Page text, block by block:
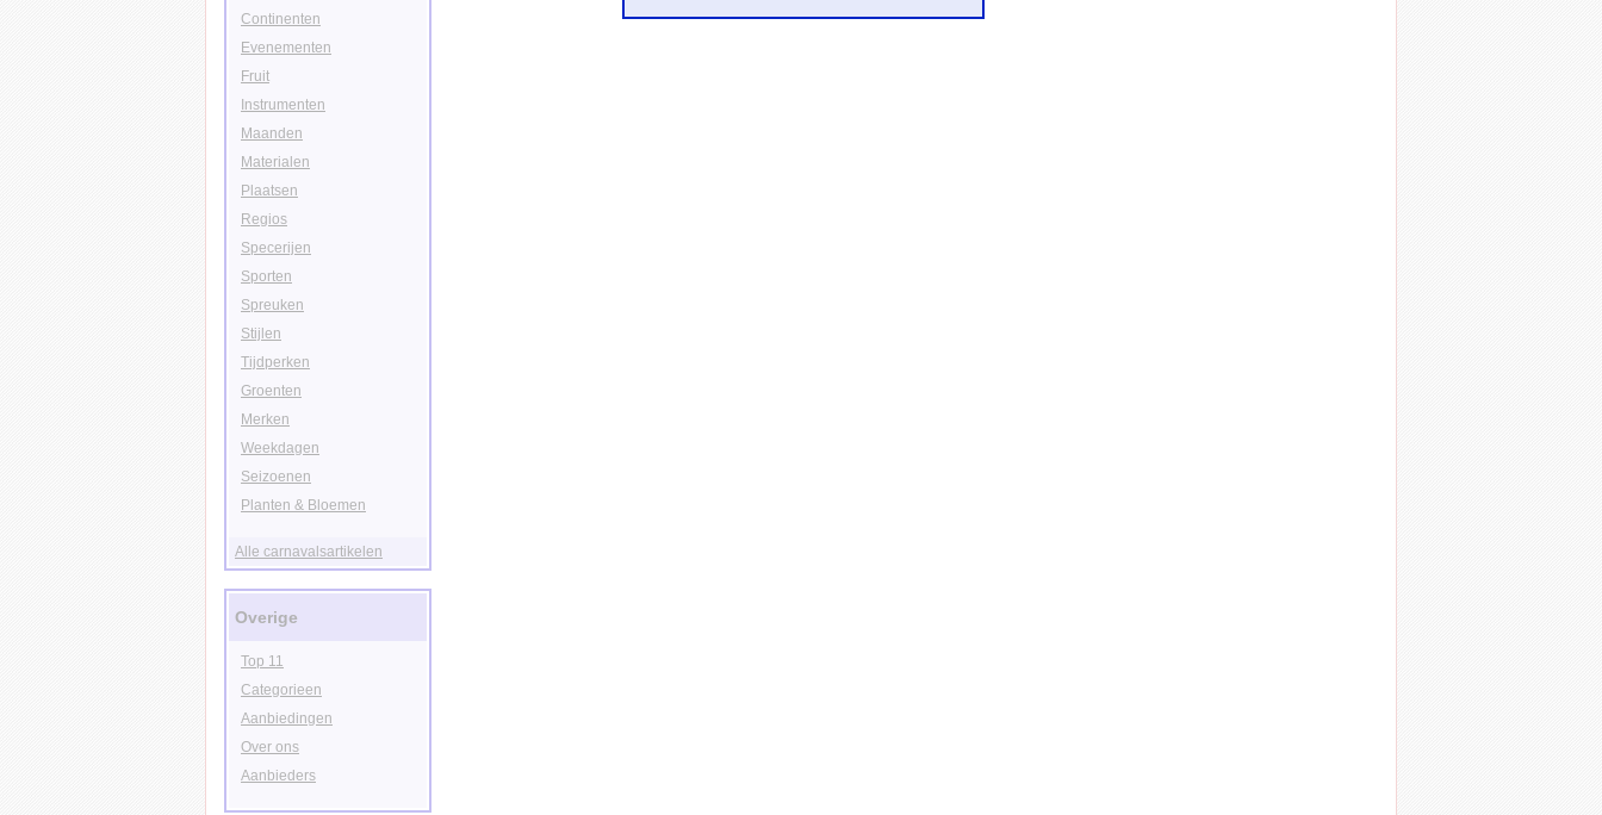
Continenten
Evenementen
Fruit
Instrumenten
Maanden
Materialen
Plaatsen
Regios
Specerijen
Sporten
Spreuken
Stijlen
Tijdperken
Groenten
Merken
Weekdagen
Seizoenen
Planten & Bloemen
Alle carnavalsartikelen
Overige
Top 11
Categorieen
Aanbiedingen
Over ons
Aanbieders